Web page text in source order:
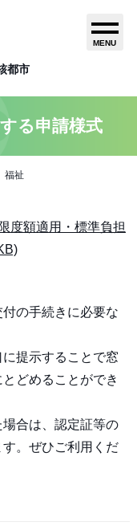
都市
MENU
る申請様式
福祉
度額適用・標準負担
の手続きに必要な
提示することで窓
どめることができ
合は、認定証等の
。ぜひご利用くだ